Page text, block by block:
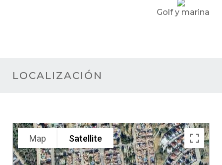
Golf y marina
LOCALIZACIÓN
Map Satellite